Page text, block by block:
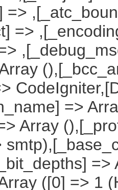
=>
=>
=>
Array
([0] => 1